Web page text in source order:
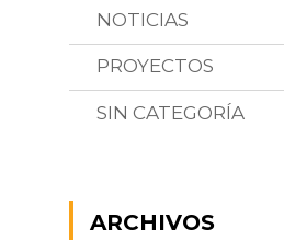
NOTICIAS
PROYECTOS
SIN CATEGORÍA
ARCHIVOS